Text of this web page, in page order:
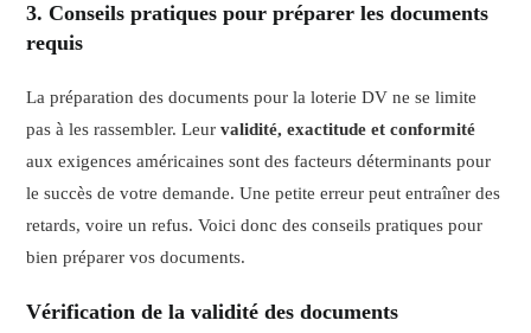
3. Conseils pratiques pour préparer les documents
requis
La préparation des documents pour la loterie DV ne se limite
pas à les rassembler. Leurvalidité, exactitude et conformité
aux exigences américaines sont des facteurs déterminants pour
le succès de votre demande. Une petite erreur peut entraîner des
retards, voire un refus. Voici donc des conseils pratiques pour
bien préparer vos documents.
Vérification de la validité des documents